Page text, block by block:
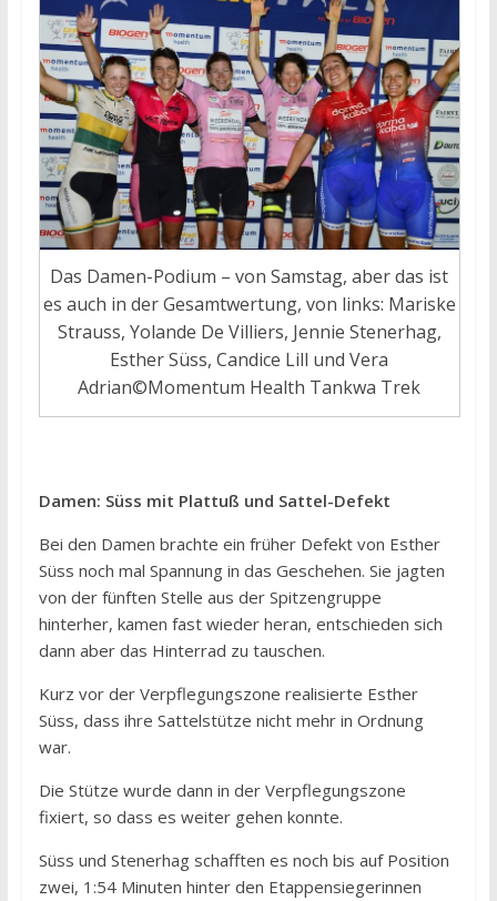
Das Damen-Podium – von Samstag, aber das ist
es auch in der Gesamtwertung, von links: Mariske
Strauss, Yolande De Villiers, Jennie Stenerhag,
Esther Süss, Candice Lill und Vera
Adrian©Momentum Health Tankwa Trek
Damen: Süss mit Plattuß und Sattel-Defekt
Bei den Damen brachte ein früher Defekt von Esther
Süss noch mal Spannung in das Geschehen. Sie jagten
von der fünften Stelle aus der Spitzengruppe
hinterher, kamen fast wieder heran, entschieden sich
dann aber das Hinterrad zu tauschen.
Kurz vor der Verpflegungszone realisierte Esther
Süss, dass ihre Sattelstütze nicht mehr in Ordnung
war.
Die Stütze wurde dann in der Verpflegungszone
fixiert, so dass es weiter gehen konnte.
Süss und Stenerhag schafften es noch bis auf Position
zwei, 1:54 Minuten hinter den Etappensiegerinnen